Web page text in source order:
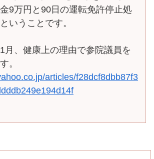
9万円と90日の運転免許停止処
いうことです。
月、健康上の理由で参院議員を
。
articles/f28dcf8dbb87f3